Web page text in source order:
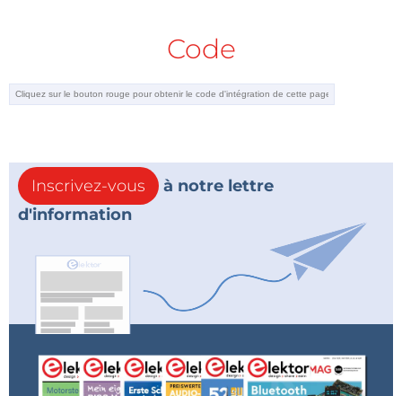
Code
Inscrivez-vous
à notre lettre
d'information